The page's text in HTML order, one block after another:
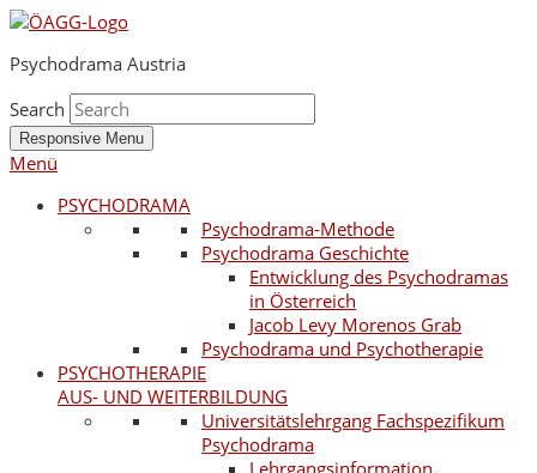
Psychodrama Austria
Search
Responsive Menu
Menü
PSYCHODRAMA
Psychodrama-Methode
Psychodrama Geschichte
Entwicklung des Psychodramas
in Österreich
Jacob Levy Morenos Grab
Psychodrama und Psychotherapie
PSYCHOTHERAPIE
AUS- UND WEITERBILDUNG
Universitätslehrgang Fachspezifikum
Psychodrama
Lehrgangsinformation